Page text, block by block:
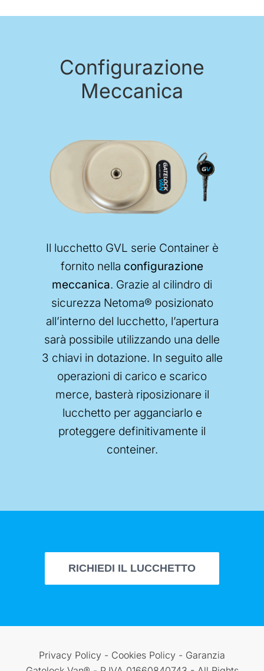
Configurazione
Meccanica
Il lucchetto GVL serie Container è
fornito nella configurazione
meccanica. Grazie al cilindro di
sicurezza Netoma® posizionato
all’interno del lucchetto, l’apertura
sarà possibile utilizzando una delle
3 chiavi in dotazione. In seguito alle
operazioni di carico e scarico
merce, basterà riposizionare il
lucchetto per agganciarlo e
proteggere definitivamente il
conteiner.
RICHIEDI IL LUCCHETTO
Privacy Policy - Cookies Policy - Garanzia